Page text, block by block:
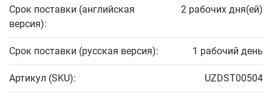
Срок поставки (английская
версия):
2 рабочих дня(ей)
Срок поставки (русская версия): 1 рабочий день
Артикул (SKU): UZDST00504